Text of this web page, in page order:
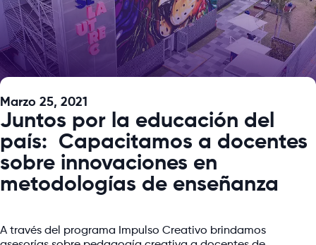
Marzo 25, 2021
Juntos por la educación del
país: Capacitamos a docentes
sobre innovaciones en
metodologías de enseñanza
A través del programa Impulso Creativo brindamos